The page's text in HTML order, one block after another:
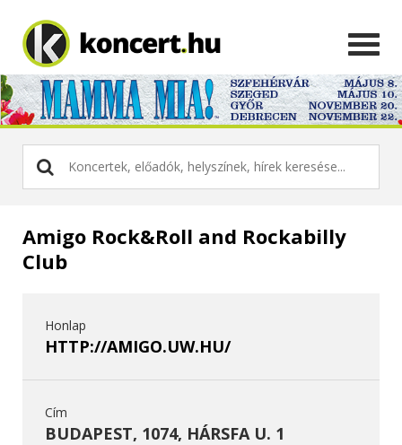
Amigo Rock&Roll and Rockabilly
Club
Honlap
HTTP://AMIGO.UW.HU/
Cím
BUDAPEST, 1074, HÁRSFA U. 1